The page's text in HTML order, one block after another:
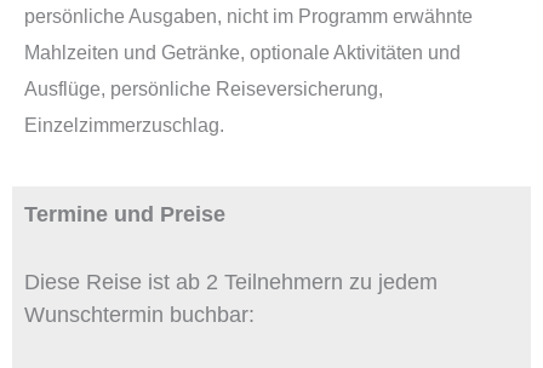
persönliche Ausgaben, nicht im Programm erwähnte
Mahlzeiten und Getränke, optionale Aktivitäten und
Ausflüge, persönliche Reiseversicherung,
Einzelzimmerzuschlag.
Termine und Preise
Diese Reise ist ab 2 Teilnehmern zu jedem
Wunschtermin buchbar: